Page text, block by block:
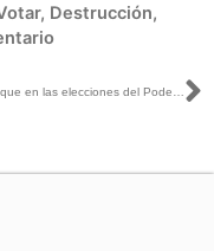
, Destrucción,